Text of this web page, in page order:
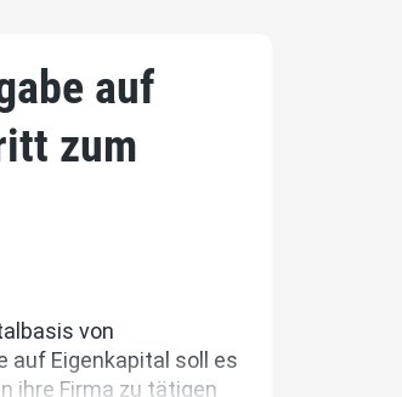
auf
zum
von
auf Eigenkapital soll es
ihre Firma zu tätigen